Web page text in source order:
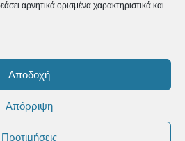
αρνητικά ορισμένα χαρακτηριστικά και
Αποδοχή
Απόρριψη
Προτιμήσεις
| Τρι-Πεμ-Παρ 10:00-18:00 | Κυρ
ΚΛΕΙΣΤΑ